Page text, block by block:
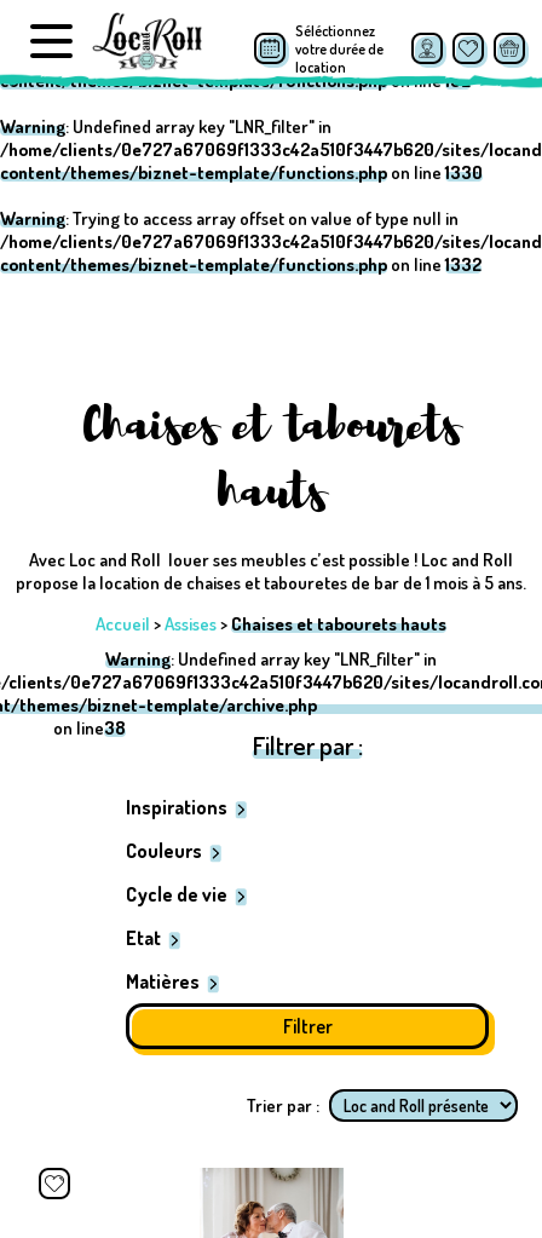
Warning: Undefined array key "post_type" in
/home/clients/0e727a67069f1333c42a510f3447b620/sites/
content/themes/biznet-template/functions.phpon line152
Warning: Undefined array key "LNR_filter" in
/home/clients/0e727a67069f1333c42a510f3447b620/sites/
content/themes/biznet-template/functions.php on line1330
Warning: Trying to access array offset on value of type null in
/home/clients/0e727a67069f1333c42a510f3447b620/sites/
content/themes/biznet-template/functions.php on line1332
Séléctionnez
votre durée de
location
Chaises et tabourets
hauts
Avec Loc and Roll louer ses meubles c’est possible ! Loc and Roll
propose la location de chaises et tabouretes de bar de 1 mois à 5 ans.
Accueil >Assises>Chaises et tabourets hauts
Warning: Undefined array key "LNR_filter" in
clients/0e727a67069f1333c42a510f3447b620/sites/
themes/biznet-template/archive.php
on line38
Filtrer par :
Inspirations
Couleurs
Cycle de vie
Etat
Matières
Trier par :